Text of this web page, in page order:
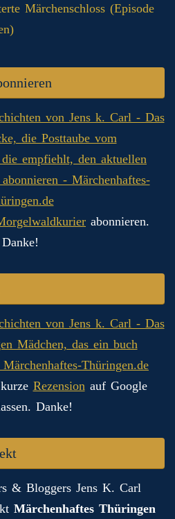
Märchenschloss (Episode
abonnieren.
Danke!
Rezension auf Google
Danke!
Märchenhaftes Thüringen